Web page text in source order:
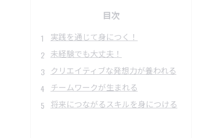
目次
実践を通じて身につく！
未経験でも大丈夫！
クリエイティブな発想力が養われる
チームワークが生まれる
将来につながるスキルを身につける